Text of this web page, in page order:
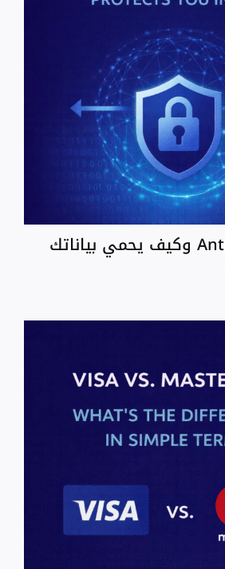
ما هو الـ Antivirus وكيف يحمي بياناتك